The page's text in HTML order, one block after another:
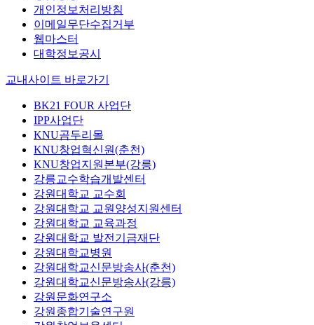
개인정보처리방침
이메일무단수집거부
웹마스터
대학정보공시
교내사이트 바로가기
BK21 FOUR 사업단
IPP사업단
KNU곰두리몰
KNU창업혁신원(춘천)
KNU창업지원본부(강릉)
강릉교수학습개발센터
강원대학교 교수회
강원대학교 교원양성지원센터
강원대학교 교육과정
강원대학교 발전기금재단
강원대학교병원
강원대학교신문방송사(춘천)
강원대학교신문방송사(강릉)
강원문화연구소
강원종합기술연구원